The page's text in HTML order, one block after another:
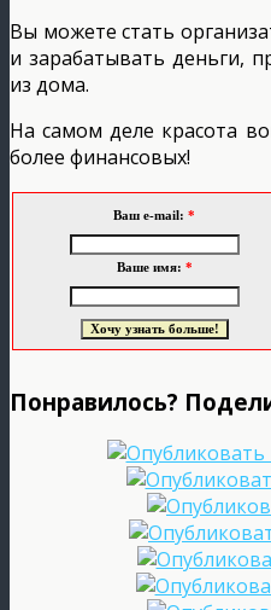
Вы можете стать
и зарабатывать деньги,
из дома.
На самом деле красота
более финансовых!
Ваш e-mail: *
Ваше имя: *
Понравилось?